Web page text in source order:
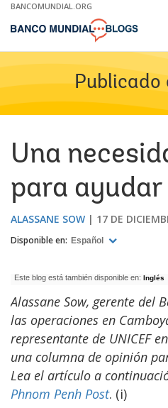
Skip
Main
BANCOMUNDIAL.ORG
Publicado
Una
para ayudar
ALASSANE SOW 17 DE
Disponible en: Español
Este blog está también disponible en: Inglés
Alassane Sow, gerente del
las operaciones en
representante de UNICEF
una columna de opinión
Lea el artículo a
Phnom Penh Post. (i)